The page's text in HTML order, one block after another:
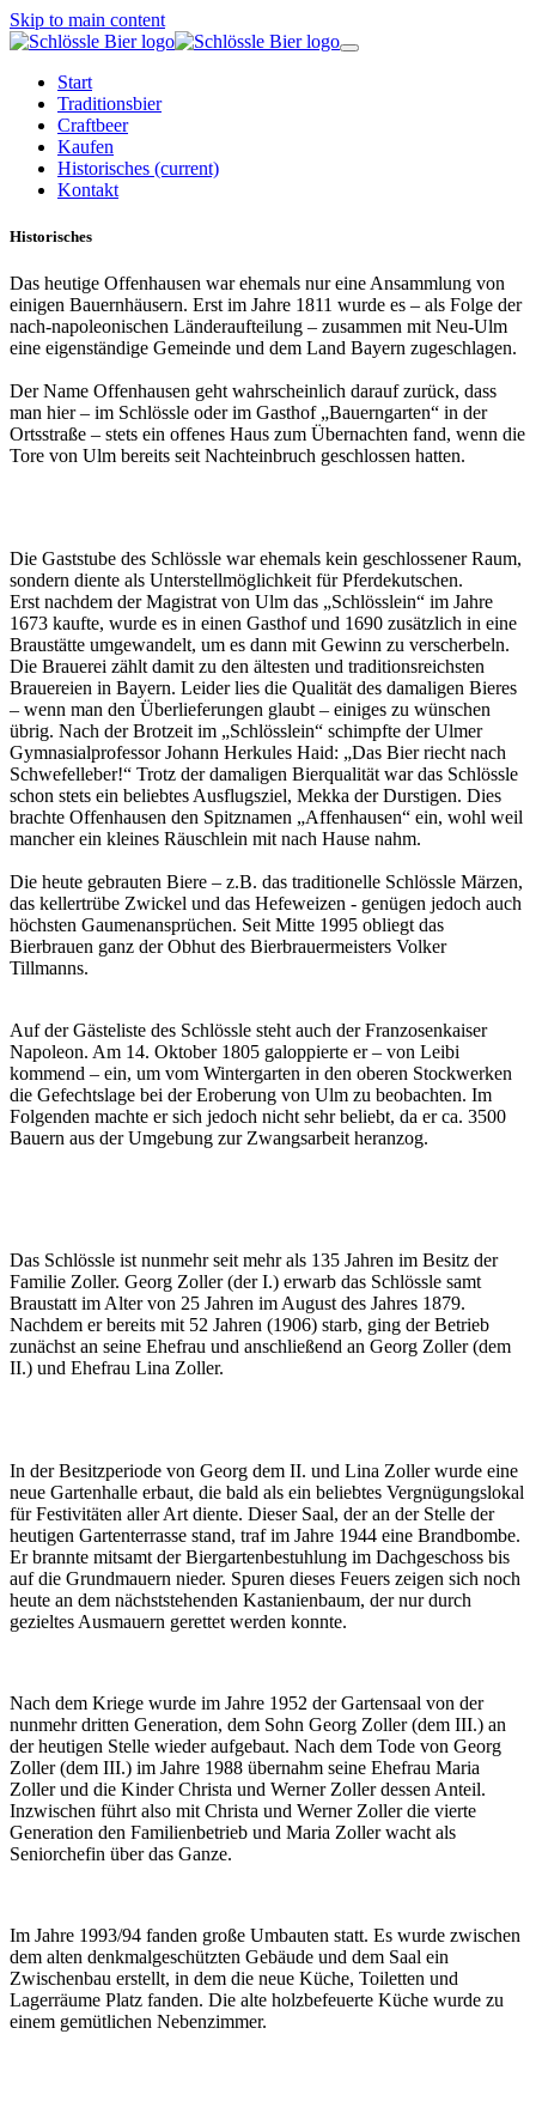
Skip to main content
Start
Traditionsbier
Craftbeer
Kaufen
Historisches (current)
Kontakt
Historisches
Das heutige Offenhausen war ehemals nur eine Ansammlung von
einigen Bauernhäusern. Erst im Jahre 1811 wurde es – als Folge der
nach-napoleonischen Länderaufteilung – zusammen mit Neu-Ulm
eine eigenständige Gemeinde und dem Land Bayern zugeschlagen.
Der Name Offenhausen geht wahrscheinlich darauf zurück, dass
man hier – im Schlössle oder im Gasthof „Bauerngarten“ in der
Ortsstraße – stets ein offenes Haus zum Übernachten fand, wenn die
Tore von Ulm bereits seit Nachteinbruch geschlossen hatten.
Die Gaststube des Schlössle war ehemals kein geschlossener Raum,
sondern diente als Unterstellmöglichkeit für Pferdekutschen.
Erst nachdem der Magistrat von Ulm das „Schlösslein“ im Jahre
1673 kaufte, wurde es in einen Gasthof und 1690 zusätzlich in eine
Braustätte umgewandelt, um es dann mit Gewinn zu verscherbeln.
Die Brauerei zählt damit zu den ältesten und traditionsreichsten
Brauereien in Bayern. Leider lies die Qualität des damaligen Bieres
– wenn man den Überlieferungen glaubt – einiges zu wünschen
übrig. Nach der Brotzeit im „Schlösslein“ schimpfte der Ulmer
Gymnasialprofessor Johann Herkules Haid: „Das Bier riecht nach
Schwefelleber!“ Trotz der damaligen Bierqualität war das Schlössle
schon stets ein beliebtes Ausflugsziel, Mekka der Durstigen. Dies
brachte Offenhausen den Spitznamen „Affenhausen“ ein, wohl weil
mancher ein kleines Räuschlein mit nach Hause nahm.
Die heute gebrauten Biere – z.B. das traditionelle Schlössle Märzen,
das kellertrübe Zwickel und das Hefeweizen - genügen jedoch auch
höchsten Gaumenansprüchen. Seit Mitte 1995 obliegt das
Bierbrauen ganz der Obhut des Bierbrauermeisters Volker
Tillmanns.
Auf der Gästeliste des Schlössle steht auch der Franzosenkaiser
Napoleon. Am 14. Oktober 1805 galoppierte er – von Leibi
kommend – ein, um vom Wintergarten in den oberen Stockwerken
die Gefechtslage bei der Eroberung von Ulm zu beobachten. Im
Folgenden machte er sich jedoch nicht sehr beliebt, da er ca. 3500
Bauern aus der Umgebung zur Zwangsarbeit heranzog.
Das Schlössle ist nunmehr seit mehr als 135 Jahren im Besitz der
Familie Zoller. Georg Zoller (der I.) erwarb das Schlössle samt
Braustatt im Alter von 25 Jahren im August des Jahres 1879.
Nachdem er bereits mit 52 Jahren (1906) starb, ging der Betrieb
zunächst an seine Ehefrau und anschließend an Georg Zoller (dem
II.) und Ehefrau Lina Zoller.
In der Besitzperiode von Georg dem II. und Lina Zoller wurde eine
neue Gartenhalle erbaut, die bald als ein beliebtes Vergnügungslokal
für Festivitäten aller Art diente. Dieser Saal, der an der Stelle der
heutigen Gartenterrasse stand, traf im Jahre 1944 eine Brandbombe.
Er brannte mitsamt der Biergartenbestuhlung im Dachgeschoss bis
auf die Grundmauern nieder. Spuren dieses Feuers zeigen sich noch
heute an dem nächststehenden Kastanienbaum, der nur durch
gezieltes Ausmauern gerettet werden konnte.
Nach dem Kriege wurde im Jahre 1952 der Gartensaal von der
nunmehr dritten Generation, dem Sohn Georg Zoller (dem III.) an
der heutigen Stelle wieder aufgebaut. Nach dem Tode von Georg
Zoller (dem III.) im Jahre 1988 übernahm seine Ehefrau Maria
Zoller und die Kinder Christa und Werner Zoller dessen Anteil.
Inzwischen führt also mit Christa und Werner Zoller die vierte
Generation den Familienbetrieb und Maria Zoller wacht als
Seniorchefin über das Ganze.
Im Jahre 1993/94 fanden große Umbauten statt. Es wurde zwischen
dem alten denkmalgeschützten Gebäude und dem Saal ein
Zwischenbau erstellt, in dem die neue Küche, Toiletten und
Lagerräume Platz fanden. Die alte holzbefeuerte Küche wurde zu
einem gemütlichen Nebenzimmer.